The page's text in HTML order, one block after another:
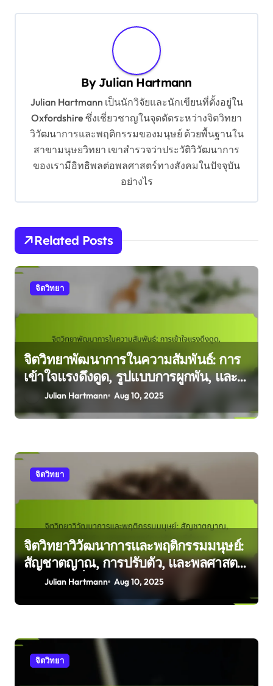
t
By Julian Hartmann
Julian Hartmann เป็นนักวิจัยและนักเขียนที่ตั้งอยู่ใน
Oxfordshire ซึ่งเชี่ยวชาญในจุดตัดระหว่างจิตวิทยา
วิวัฒนาการและพฤติกรรมของมนุษย์ ด้วยพื้นฐานใน
สาขามนุษยวิทยา เขาสำรวจว่าประวัติวิวัฒนาการ
ของเรามีอิทธิพลต่อพลศาสตร์ทางสังคมในปัจจุบัน
อย่างไร
Related Posts
จิตวิทยา
จิตวิทยาพัฒนาการในความสัมพันธ์: การ
เข้าใจแรงดึงดูด, รูปแบบการผูกพัน, และ
การเลือกคู่
Julian Hartmann Aug 10, 2025
จิตวิทยา
จิตวิทยาวิวัฒนาการและพฤติกรรมมนุษย์:
สัญชาตญาณ, การปรับตัว, และพลศาสตร์
ทางสังคมที่สำรวจ
Julian Hartmann Aug 10, 2025
จิตวิทยา